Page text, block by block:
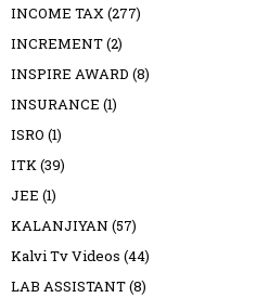
INCOME TAX(277)
INCREMENT(2)
INSPIRE AWARD (8)
INSURANCE (1)
ISRO (1)
ITK(39)
JEE (1)
KALANJIYAN (57)
Kalvi Tv Videos (44)
LAB ASSISTANT(8)